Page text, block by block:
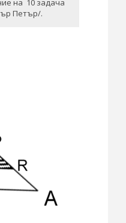
на 10 задача
Петър/.